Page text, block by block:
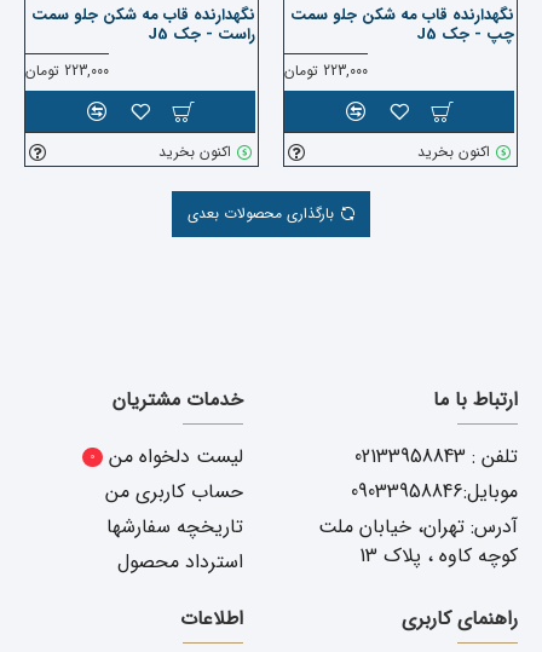
نگهدارنده قاب مه شکن جلو سمت
چپ - جک J5
223,000 تومان
اکنون بخرید
نگهدارنده قاب مه شکن جلو سمت
راست - جک J5
223,000 تومان
اکنون بخرید
بارگذاری محصولات بعدی
ارتباط با ما
تلفن : 02133958843
موبایل:09033958846
آدرس: تهران، خیابان ملت
کوچه کاوه ، پلاک 13
خدمات مشتریان
لیست دلخواه من
0
حساب کاربری من
تاریخچه سفارشها
استرداد محصول
راهنمای کاربری
اطلاعات